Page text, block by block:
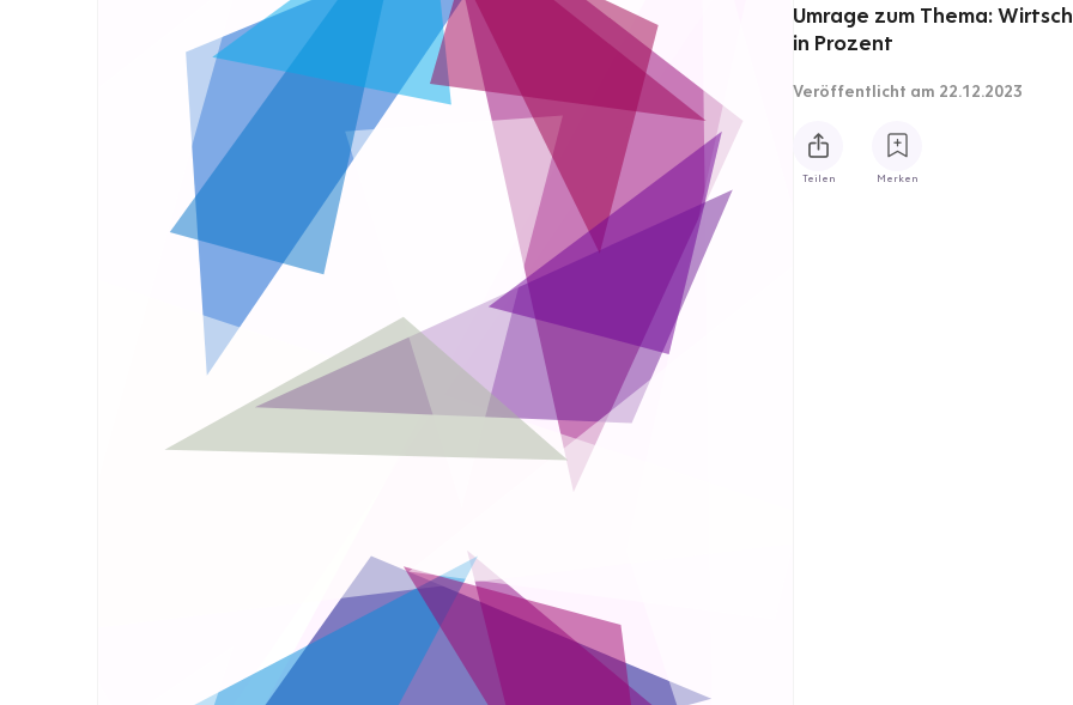
Umrage zum Thema:
in Prozent
Veröffentlicht am 22.12.2023
Teilen Merken